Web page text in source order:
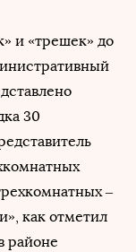
и «трешек» до
30
–
как отметил
районе